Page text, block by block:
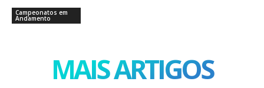
Campeonatos em
Andamento
MAIS ARTIGOS